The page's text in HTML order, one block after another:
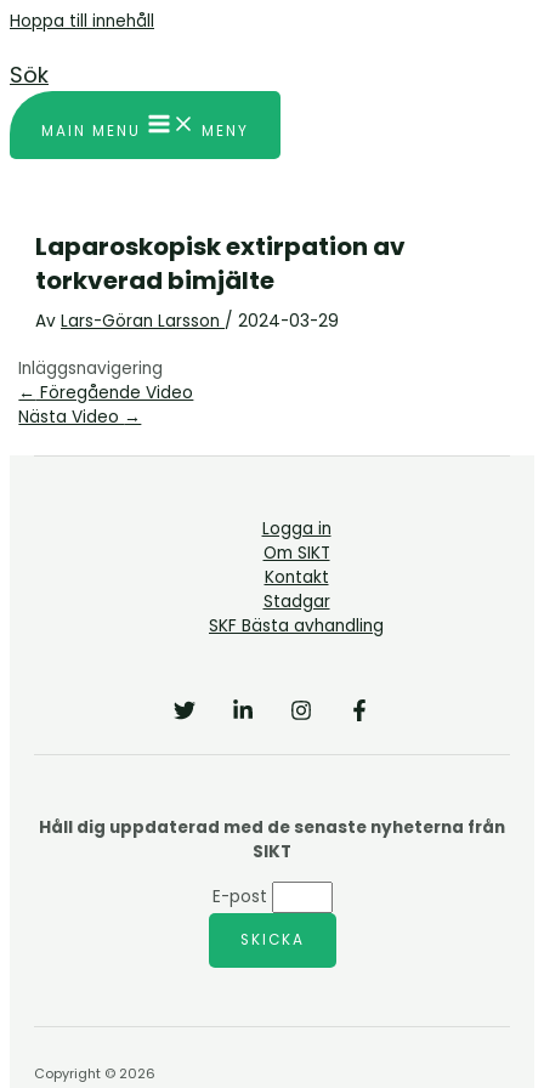
Hoppa till innehåll
Sök
MAIN MENU MENY
Laparoskopisk extirpation av
torkverad bimjälte
Av Lars-Göran Larsson /2024-03-29
Inläggsnavigering
← Föregående Video
Nästa Video →
Logga in
Om SIKT
Kontakt
Stadgar
SKF Bästa avhandling
Håll dig uppdaterad med de senaste nyheterna från
SIKT
E-post
SKICKA
Copyright © 2026